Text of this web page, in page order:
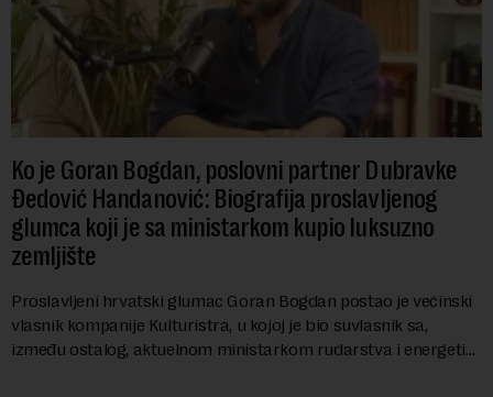
Ko je Goran Bogdan, poslovni partner Dubravke
Đedović Handanović: Biografija proslavljenog
glumca koji je sa ministarkom kupio luksuzno
zemljište
Proslavljeni hrvatski glumac Goran Bogdan postao je većinski
vlasnik kompanije Kulturistra, u kojoj je bio suvlasnik sa,
između ostalog, aktuelnom ministarkom rudarstva i energetike